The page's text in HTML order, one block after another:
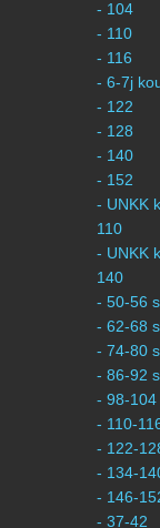
- 104
- 110
- 116
- 6-7j
- 122
- 128
- 140
- 152
- UNKK
110
- UNKK
140
- 50-56
- 62-68
- 74-80
- 86-92
- 98-104
- 110-
- 122-
- 134-
- 146-
- 37-42